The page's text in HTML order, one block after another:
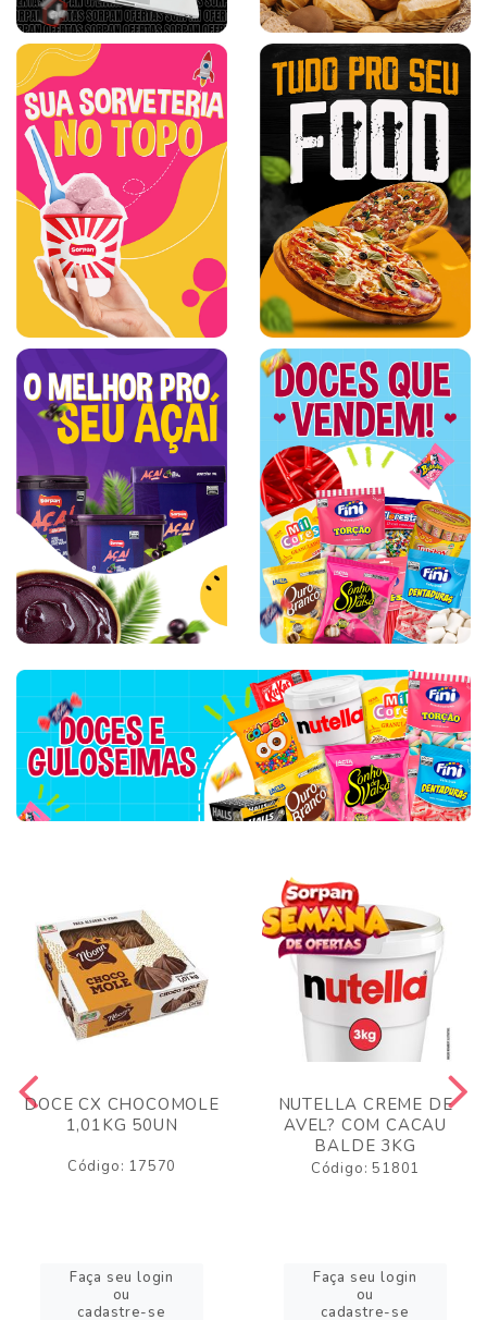
DOCE CX CHOCOMOLE
1,01KG 50UN
Código: 17570
Faça seu login
ou
cadastre-se
NUTELLA CREME DE
AVEL? COM CACAU
BALDE 3KG
Código: 51801
Faça seu login
ou
cadastre-se